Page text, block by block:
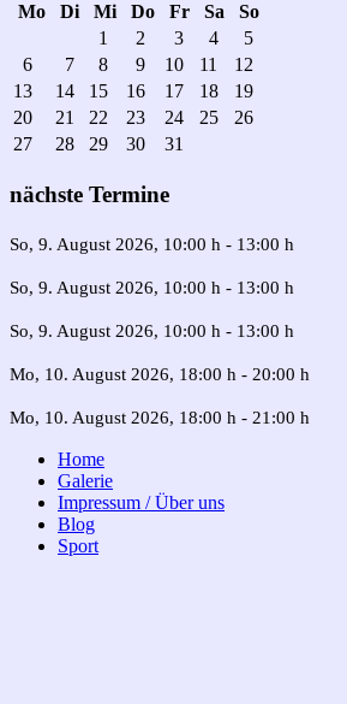
Mo
Di Mi Do Fr Sa
So
1
2 3 4
5
6
7 8 9 10 11
12
13
14 15 16 17 18
19
20
21 22 23 24 25
26
27
28 29 30 31
nächste Termine
So, 9. August 2026, 10:00 h - 13:00 h
So, 9. August 2026, 10:00 h - 13:00 h
So, 9. August 2026, 10:00 h - 13:00 h
Mo, 10. August 2026, 18:00 h - 20:00 h
Mo, 10. August 2026, 18:00 h - 21:00 h
Home
Galerie
Impressum / Über uns
Blog
Sport